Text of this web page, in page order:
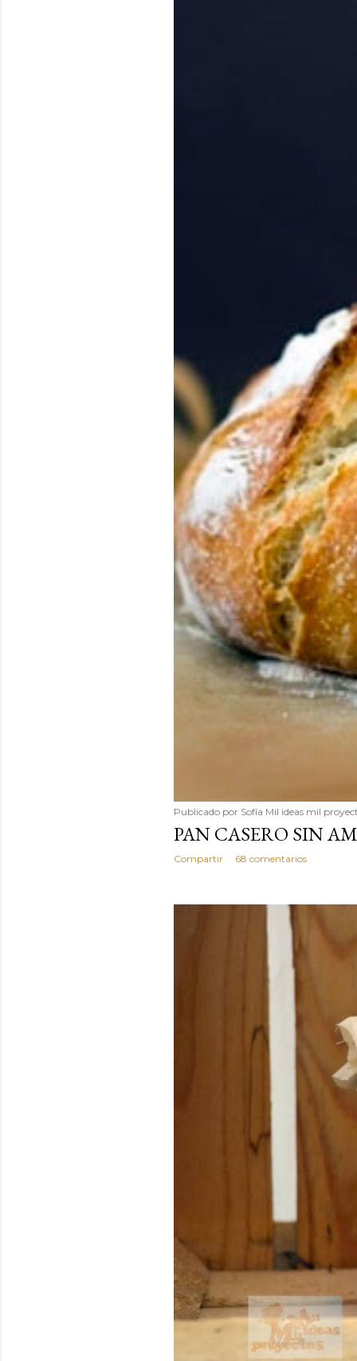
Publicado por Sofía Mil ideas mil
PAN CASERO SIN
Compartir 68 comentarios